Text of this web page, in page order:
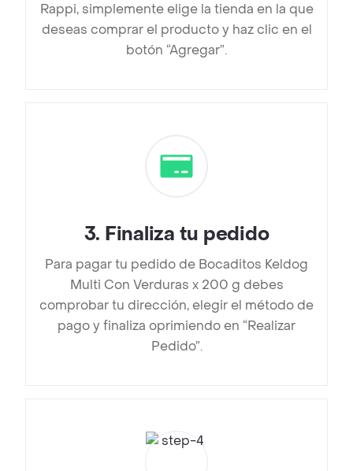
Rappi, simplemente elige la tienda en la que
deseas comprar el producto y haz clic en el
botón “Agregar”.
3. Finaliza tu pedido
Para pagar tu pedido de Bocaditos Keldog
Multi Con Verduras x 200 g debes
comprobar tu dirección, elegir el método de
pago y finaliza oprimiendo en “Realizar
Pedido”.